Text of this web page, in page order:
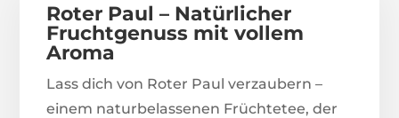
Roter Paul – Natürlicher
Fruchtgenuss mit vollem
Aroma
Lass dich von Roter Paul verzaubern –
einem naturbelassenen Früchtetee, der